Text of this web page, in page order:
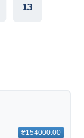
13
₴154000.00